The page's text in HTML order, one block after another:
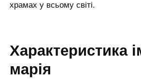
храмах у всьому світі.
характеристика імені
марія